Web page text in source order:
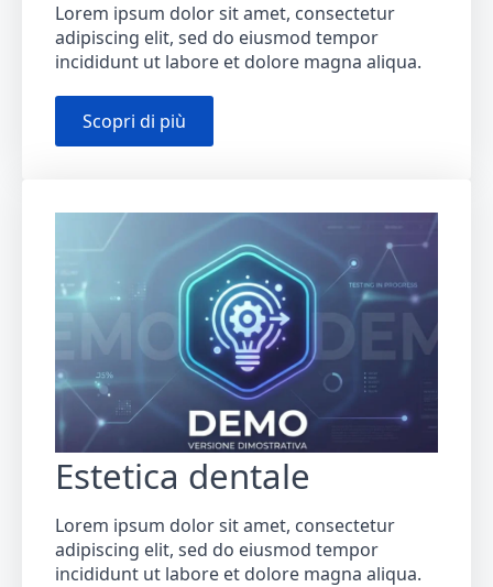
Lorem ipsum dolor sit amet, consectetur
adipiscing elit, sed do eiusmod tempor
incididunt ut labore et dolore magna aliqua.
Scopri di più
Estetica dentale
Lorem ipsum dolor sit amet, consectetur
adipiscing elit, sed do eiusmod tempor
incididunt ut labore et dolore magna aliqua.